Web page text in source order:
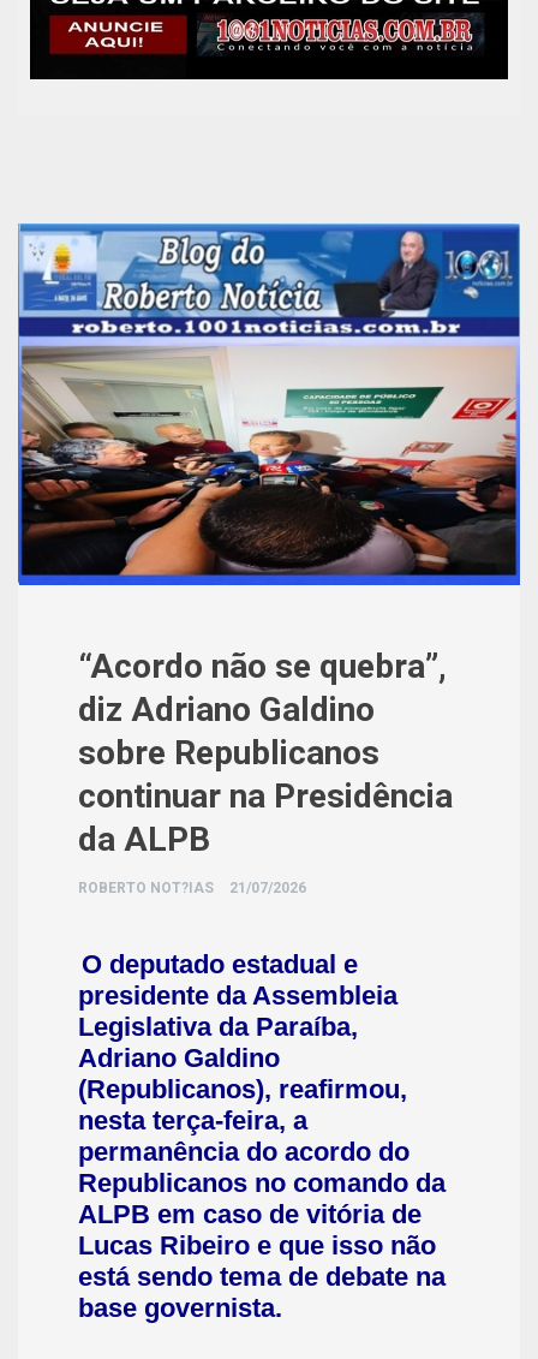
“Acordo não se quebra”,
diz Adriano Galdino
sobre Republicanos
continuar na Presidência
da ALPB
ROBERTO NOT?IAS 21/07/2026
O deputado estadual e
presidente da Assembleia
Legislativa da Paraíba,
Adriano Galdino
(Republicanos), reafirmou,
nesta terça-feira, a
permanência do acordo do
Republicanos no comando da
ALPB em caso de vitória de
Lucas Ribeiro e que isso não
está sendo tema de debate na
base governista.